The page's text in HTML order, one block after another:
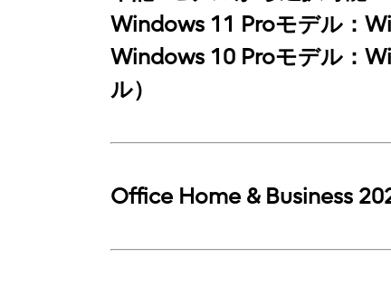
Windows 11 Proモデル：
Windows 10 Proモデル：
ル）
Office Home & Business